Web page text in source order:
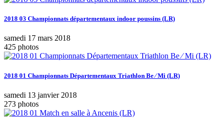
2018 03 Championnats départementaux indoor poussins (LR)
samedi 17 mars 2018
425 photos
2018 01 Championnats Départementaux Triathlon Be ⁄ Mi (LR)
samedi 13 janvier 2018
273 photos